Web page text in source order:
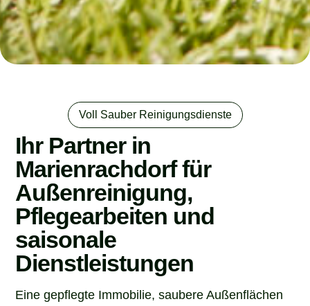
Voll Sauber Reinigungsdienste
Ihr Partner in
Marienrachdorf für
Außenreinigung,
Pflegearbeiten und
saisonale
Dienstleistungen
Eine gepflegte Immobilie, saubere Außenflächen